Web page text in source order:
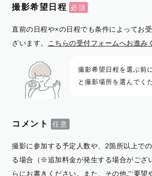
撮影希望日程
直前の日程や×の日程でも条件によってお
ざいます。
こちらの受付フォームへお進み
撮影希望日程を選ぶ前
と撮影場所を選んでく
コメント
撮影に参加する予定人数や、2箇所以上で
る場合（※追加料金が発生する場合がござ
らにお書きください。また、その他ご要望